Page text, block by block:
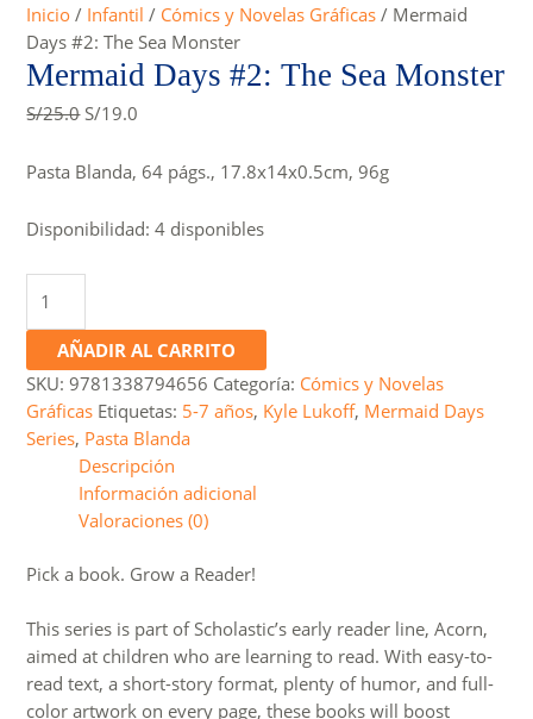
Inicio / Infantil / Cómics y Novelas Gráficas / Mermaid
Days #2: The Sea Monster
Mermaid Days #2: The Sea Monster
S/25.0Original
was:
S/19.0
is:
Pasta Blanda, 64 págs., 17.8x14x0.5cm, 96g
Disponibilidad: 4 disponibles
Days
#2:
The
Sea
Monster
cantidad
AÑADIR AL CARRITO
SKU:9781338794656 Categoría: Cómics y Novelas
Gráficas Etiquetas: 5-7 años, Kyle Lukoff, Mermaid Days
Series, Pasta Blanda
Descripción
Información adicional
Valoraciones (0)
Pick a book. Grow a Reader!
This series is part of Scholastic’s early reader line, Acorn,
aimed at children who are learning to read. With easy-to-
read text, a short-story format, plenty of humor, and full-
color artwork on every page, these books will boost